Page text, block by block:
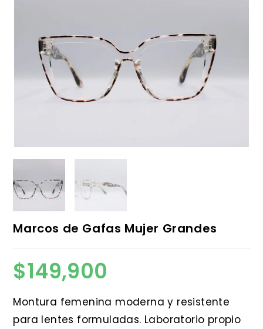
Marcos de Gafas Mujer Grandes
$149,900
Montura femenina moderna y resistente
para lentes formuladas. Laboratorio propio